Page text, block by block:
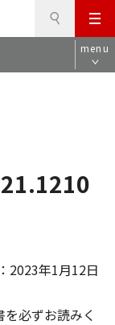
メ
ニ
ュ
menu
2023年1月12日
必ずお読みく